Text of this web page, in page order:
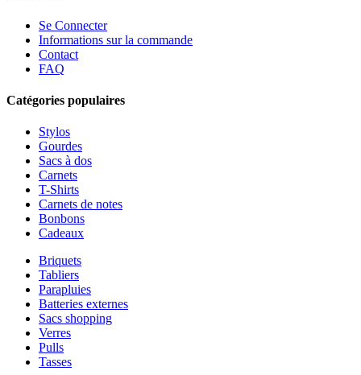
Se Connecter
Informations sur la commande
Contact
FAQ
Catégories populaires
Stylos
Gourdes
Sacs à dos
Carnets
T-Shirts
Carnets de notes
Bonbons
Cadeaux
Briquets
Tabliers
Parapluies
Batteries externes
Sacs shopping
Verres
Pulls
Tasses